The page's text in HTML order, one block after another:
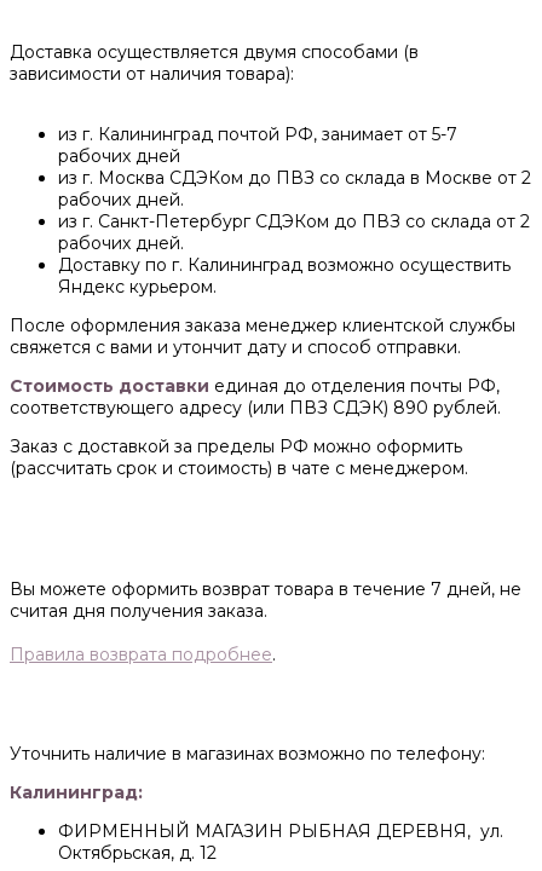
Доставка осуществляется двумя способами (в
зависимости от наличия товара):
из г. Калининград почтой РФ, занимает от 5-7
рабочих дней
из г. Москва СДЭКом до ПВЗ со склада в Москве от 2
рабочих дней.
из г. Санкт-Петербург СДЭКом до ПВЗ со склада от 2
рабочих дней.
Доставку по г. Калининград возможно осуществить
Яндекс курьером.
После оформления заказа менеджер клиентской службы
свяжется с вами и утончит дату и способ отправки.
Стоимость доставки единая до отделения почты РФ,
соответствующего адресу (или ПВЗ СДЭК) 890 рублей.
Заказ с доставкой за пределы РФ можно оформить
(рассчитать срок и стоимость) в чате с менеджером.
Вы можете оформить возврат товара в течение 7 дней, не
считая дня получения заказа.
Правила возврата подробнее.
Уточнить наличие в магазинах возможно по телефону:
Калининград:
ФИРМЕННЫЙ МАГАЗИН РЫБНАЯ ДЕРЕВНЯ, ул.
Октябрьская, д. 12